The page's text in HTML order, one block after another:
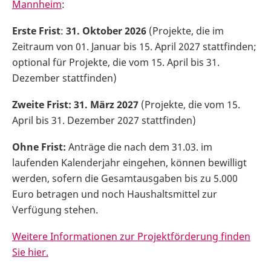
Mannheim:
Erste Frist: 31. Oktober 2026 (Projekte, die im
Zeitraum von 01. Januar bis 15. April 2027 stattfinden;
optional für Projekte, die vom 15. April bis 31.
Dezember stattfinden)
Zweite Frist: 31. März 2027 (Projekte, die vom 15.
April bis 31. Dezember 2027 stattfinden)
Ohne Frist: Anträge die nach dem 31.03. im
laufenden Kalenderjahr eingehen, können bewilligt
werden, sofern die Gesamtausgaben bis zu 5.000
Euro betragen und noch Haushaltsmittel zur
Verfügung stehen.
Weitere Informationen zur Projektförderung finden
Sie hier.